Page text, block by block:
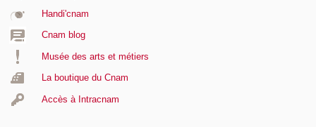
Handi'cnam
Cnam blog
Musée des arts et métiers
La boutique du Cnam
Accès à Intracnam